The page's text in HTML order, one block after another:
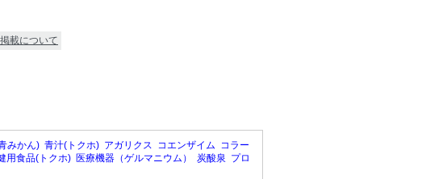
載について
みかん) 青汁(トクホ) アガリクス コエンザイム コラー
用食品(トクホ) 医療機器（ゲルマニウム） 炭酸泉 プロ